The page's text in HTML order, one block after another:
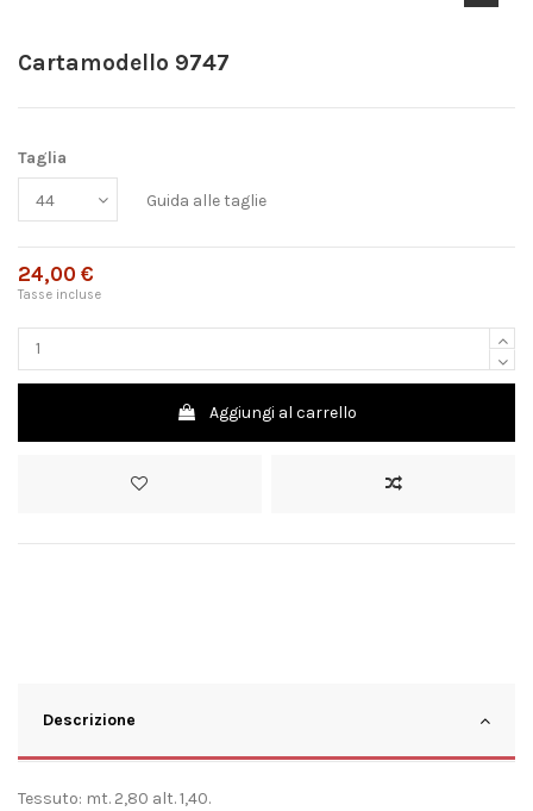
Cartamodello 9747
Taglia
Guida alle taglie
24,00 €
Tasse incluse
Aggiungi al carrello
Descrizione
Tessuto: mt. 2,80 alt. 1,40.